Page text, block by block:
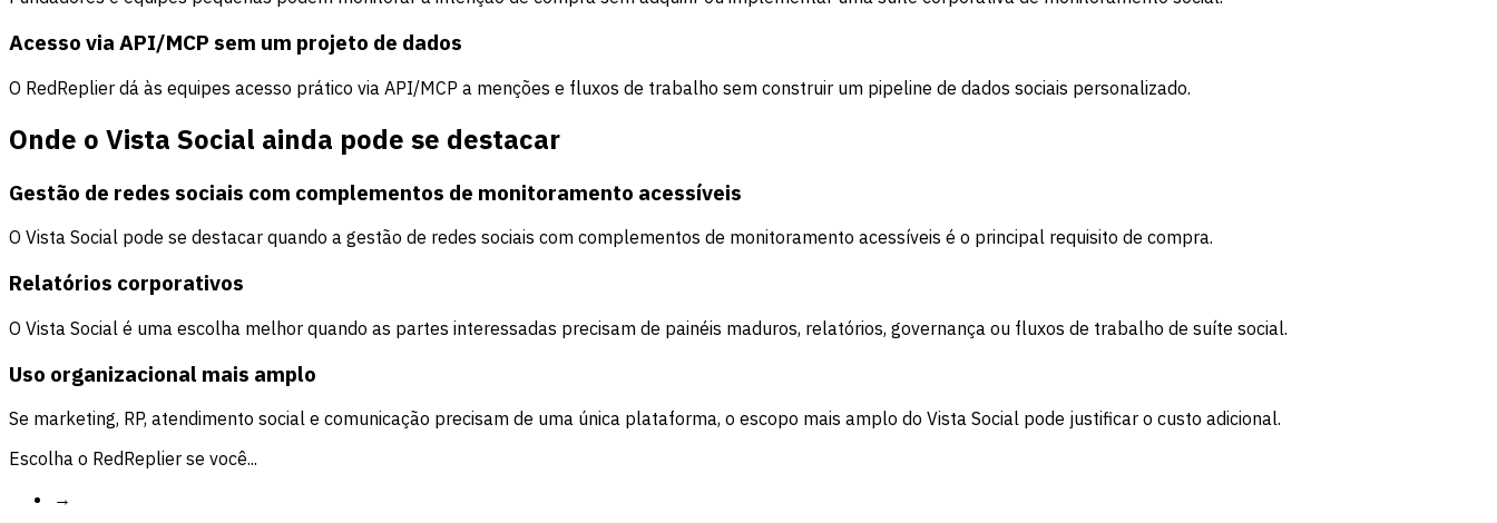
Acesso via API/MCP sem um projeto de dados
O RedReplier dá às equipes acesso prático via API/MCP a menções e fluxos de trabalho sem construir um pipeline de dados sociais personalizado.
Onde o Vista Social ainda pode se destacar
Gestão de redes sociais com complementos de monitoramento acessíveis
O Vista Social pode se destacar quando a gestão de redes sociais com complementos de monitoramento acessíveis é o principal requisito de compra.
Relatórios corporativos
O Vista Social é uma escolha melhor quando as partes interessadas precisam de painéis maduros, relatórios, governança ou fluxos de trabalho de suíte social.
Uso organizacional mais amplo
Se marketing, RP, atendimento social e comunicação precisam de uma única plataforma, o escopo mais amplo do Vista Social pode justificar o custo adicional.
Escolha o RedReplier se você...
→